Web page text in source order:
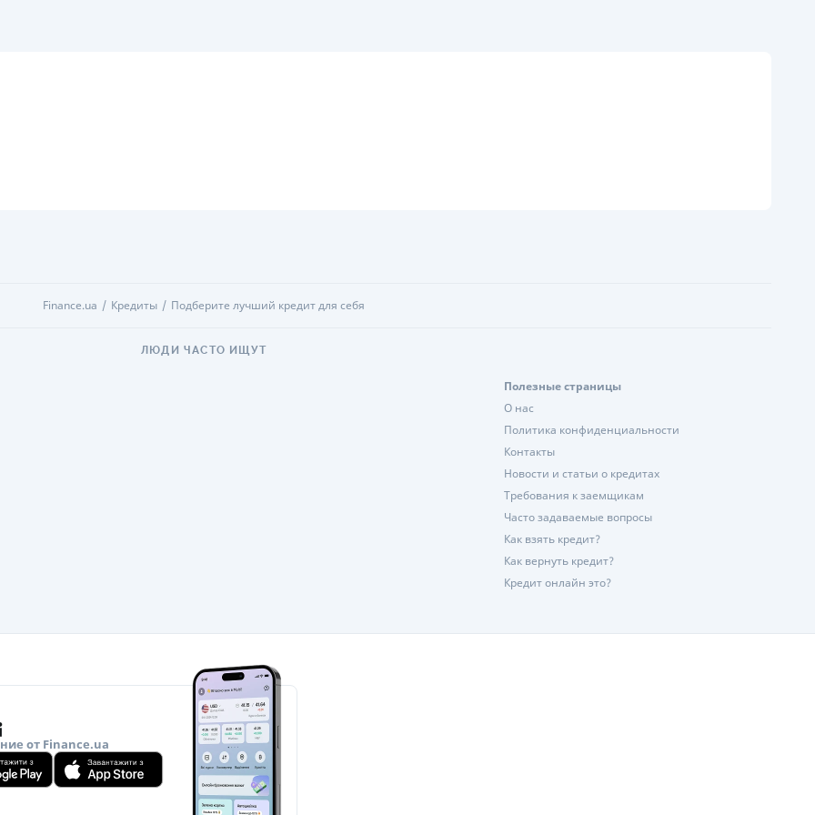
Finance.ua Кредиты Подберите лучший кредит для себя
ЛЮДИ ЧАСТО ИЩУТ
Полезные страницы
О нас
Политика конфиденциальности
Контакты
Новости и статьи о кредитах
Требования к заемщикам
Часто задаваемые вопросы
Как взять кредит?
Как вернуть кредит?
Кредит онлайн это?
от Finance.ua